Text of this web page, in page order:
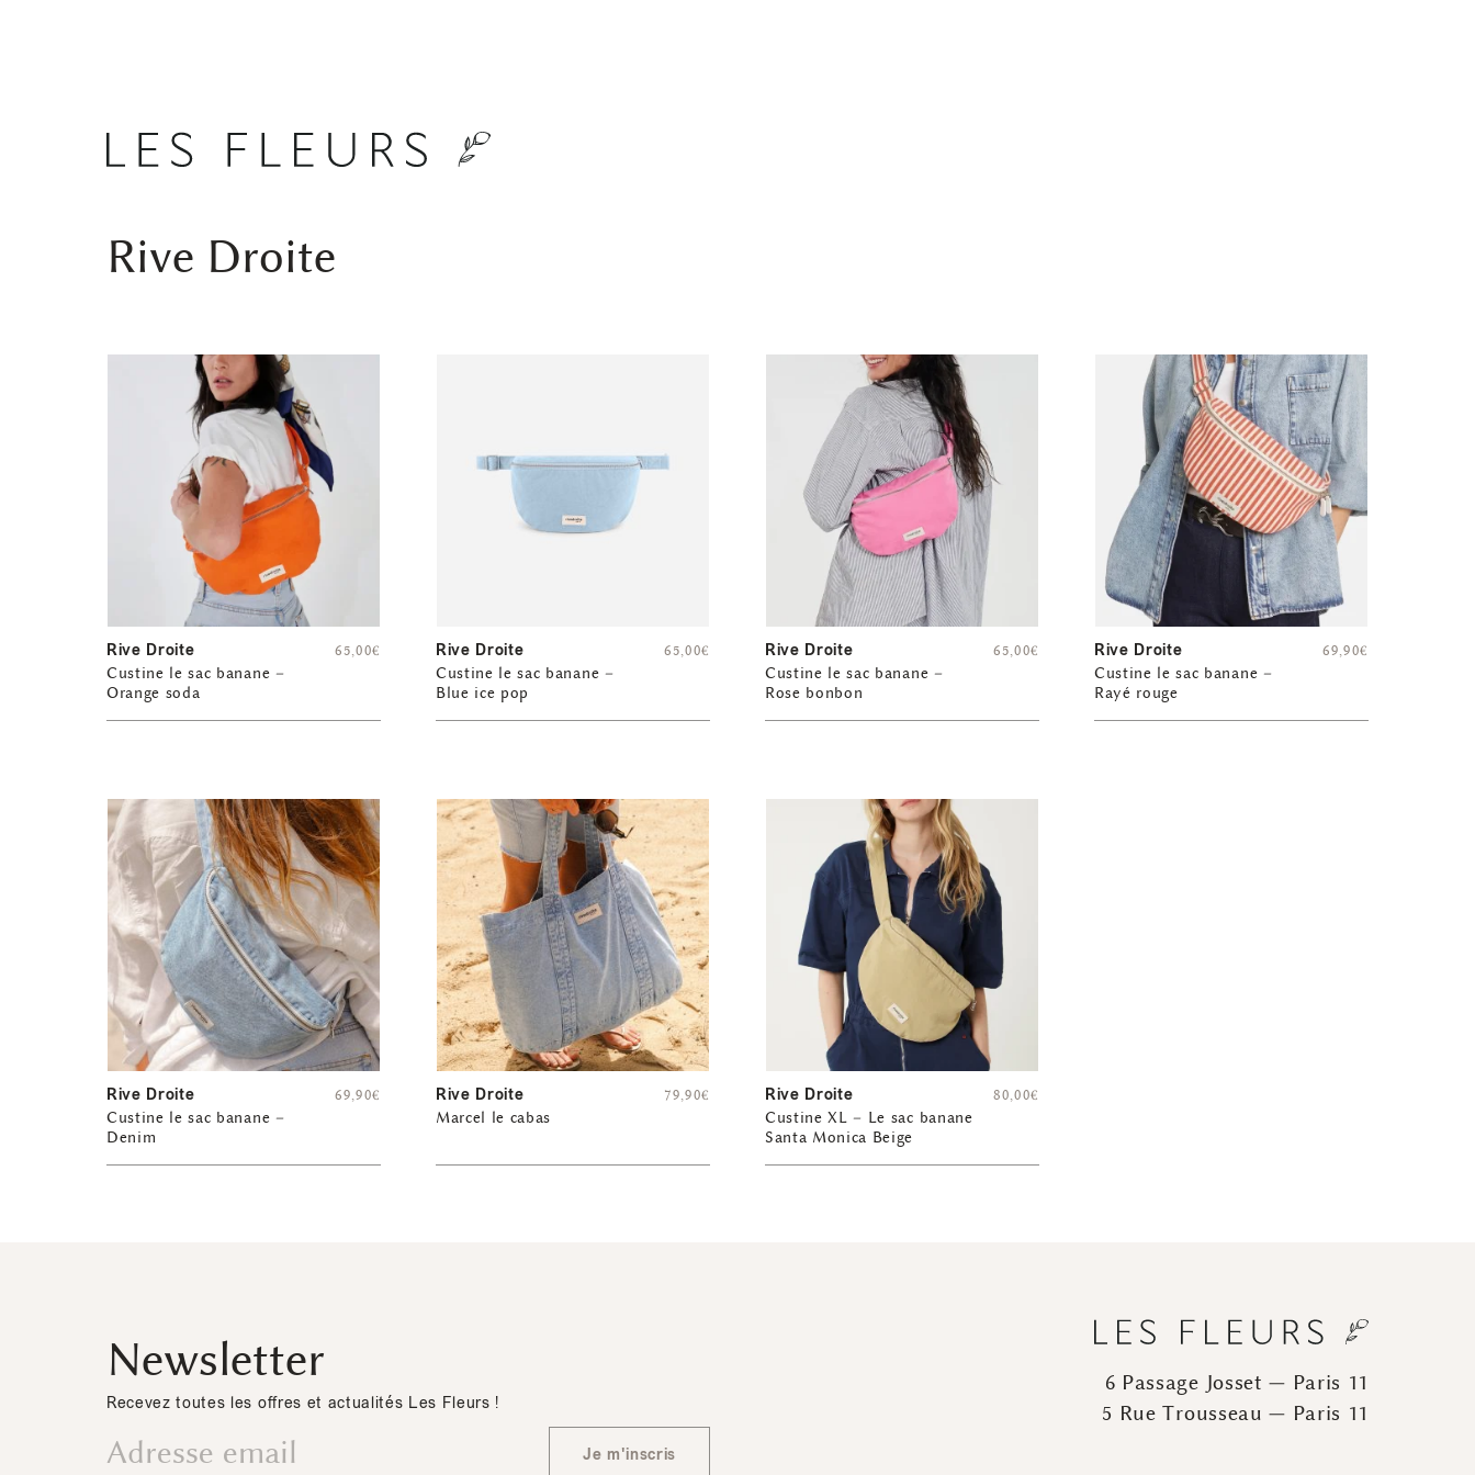
Rive Droite
Rive Droite
Custine le sac banane –
Orange soda
65,00€ Rive Droite
Custine le sac banane –
Blue ice pop
65,00€ Rive Droite
Custine le sac banane –
Rose bonbon
65,00€ Rive Droite
Custine le sac banane –
Rayé rouge
69,90€
Rive Droite
Custine le sac banane –
Denim
69,90€ Rive Droite
Marcel le cabas
79,90€ Rive Droite
Custine XL – Le sac banane
Santa Monica Beige
80,00€
Newsletter
Recevez toutes les offres et actualités Les Fleurs !
Je m'inscris
6 Passage Josset — Paris 11
5 Rue Trousseau — Paris 11